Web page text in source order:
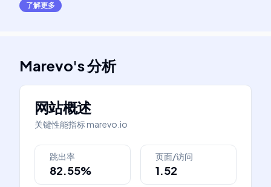
了解更多
Marevo's分析
网站概述
关键性能指标marevo.io
跳出率
82.55%
页面/访问
1.52